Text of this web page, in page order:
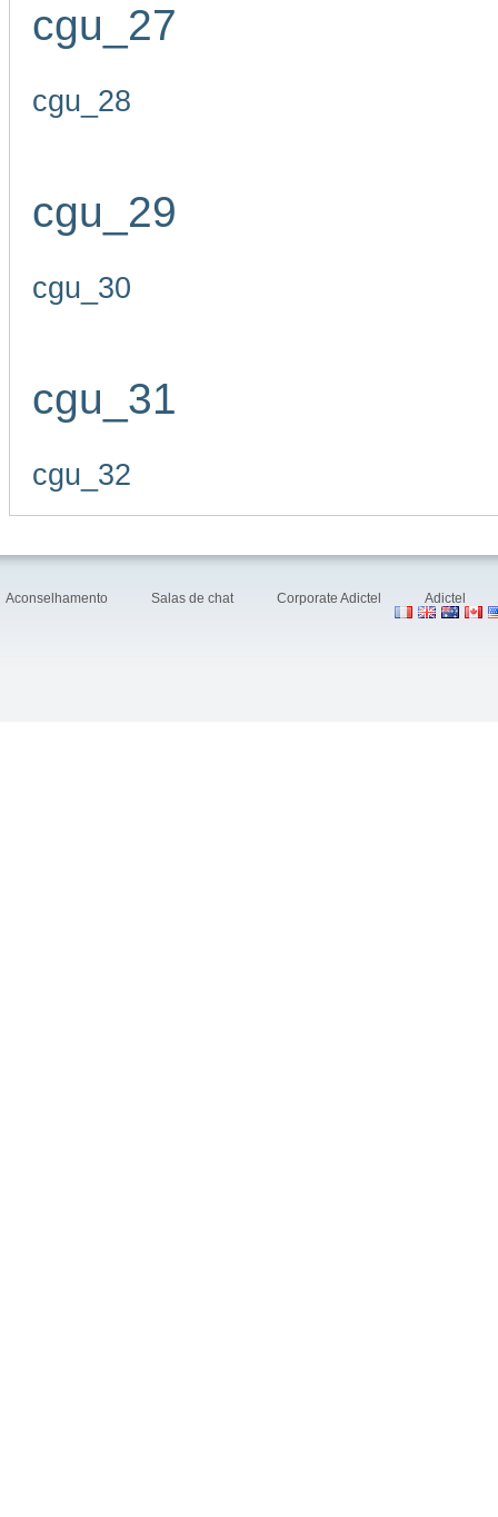
cgu_27
cgu_28
cgu_29
cgu_30
cgu_31
cgu_32
Aconselhamento Salas de chat Corporate Adictel Adictel